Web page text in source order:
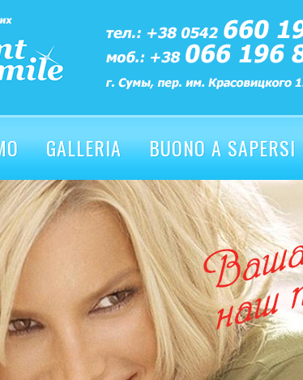
GALLERIA BUONO A SAPERSI